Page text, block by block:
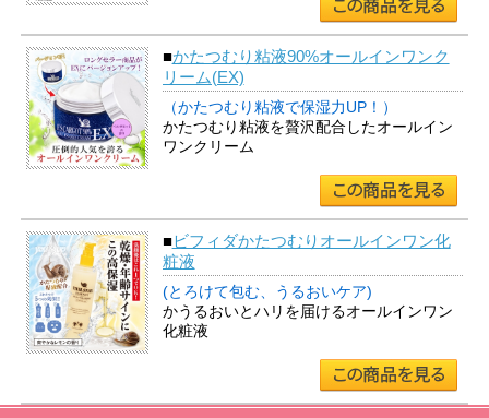
■かたつむり粘液90%オールインワンク
リーム(EX)
（かたつむり粘液で保湿力UP！）
かたつむり粘液を贅沢配合したオールイン
ワンクリーム
■ビフィダかたつむりオールインワン化
粧液
(とろけて包む、うるおいケア)
かうるおいとハリを届けるオールインワン
化粧液